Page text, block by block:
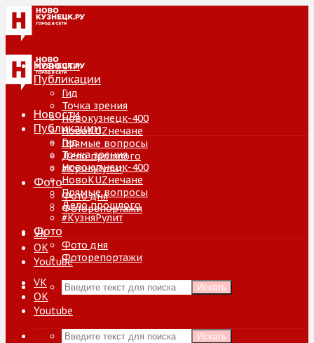
Новости
Публикации
Гид
Точка зрения
Новокузнецк-400
НовоKUZнечане
Прямые вопросы
Дело прошлого
#КузняРулит
Фото
Фото дня
Фоторепортажи
VK
ОК
Youtube
Искать
Новости
Публикации
Гид
Точка зрения
Новокузнецк-400
НовоKUZнечане
Прямые вопросы
Дело прошлого
#КузняРулит
Фото
Фото дня
Фоторепортажи
VK
ОК
Youtube
Искать